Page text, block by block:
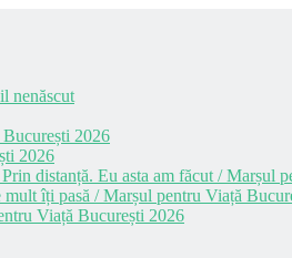
nenăscut
2026
2026
distanță. Eu asta am făcut / Marșul
îți pasă / Marșul pentru Viață
Viață București 2026